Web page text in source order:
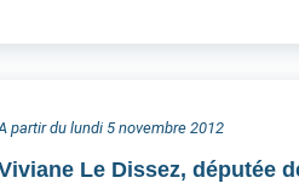
partir du lundi 5 novembre 2012
Le Dissez, députée